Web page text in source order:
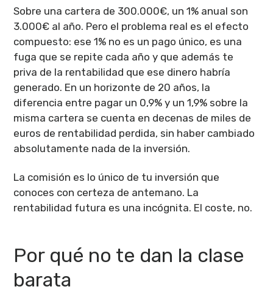
Sobre una cartera de 300.000€, un 1% anual son
3.000€ al año. Pero el problema real es el efecto
compuesto: ese 1% no es un pago único, es una
fuga que se repite cada año y que además te
priva de la rentabilidad que ese dinero habría
generado. En un horizonte de 20 años, la
diferencia entre pagar un 0,9% y un 1,9% sobre la
misma cartera se cuenta en decenas de miles de
euros de rentabilidad perdida, sin haber cambiado
absolutamente nada de la inversión.
La comisión es lo único de tu inversión que
conoces con certeza de antemano. La
rentabilidad futura es una incógnita. El coste, no.
Por qué no te dan la clase
barata